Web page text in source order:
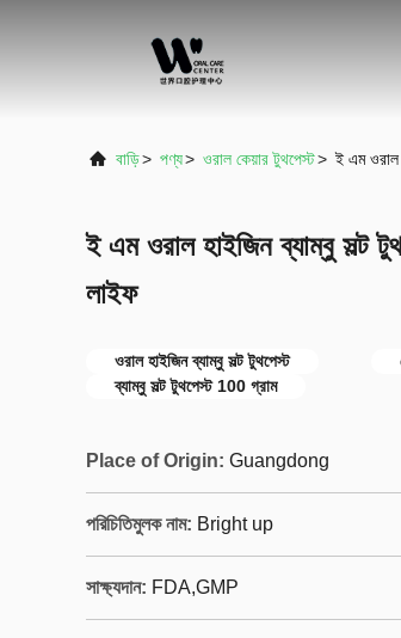
বাড়ি> পণ্য> ওরাল কেয়ার টুথপেস্ট> ই এম ওরাল
ই এম ওরাল হাইজিন ব্যাম্বু সল্ট
লাইফ
ওরাল হাইজিন ব্যাম্বু সল্ট টুথপেস্ট
ব্যাম্বু সল্ট টুথপেস্ট 100 গ্রাম
Place of Origin: Guangdong
পরিচিতিমুলক নাম: Bright up
সাক্ষ্যদান: FDA,GMP